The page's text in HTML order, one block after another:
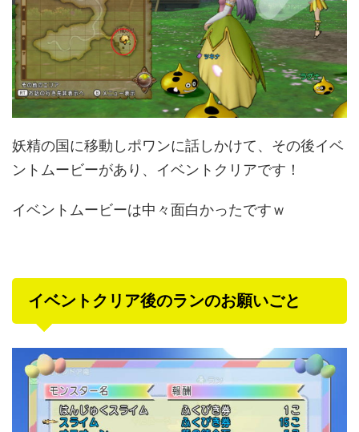
妖精の国に移動しポワンに話しかけて、その後イベ
ントムービーがあり、イベントクリアです！
イベントムービーは中々面白かったですｗ
イベントクリア後のランのお願いごと